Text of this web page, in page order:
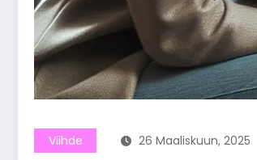
Viihde 26 Maaliskuun, 2025